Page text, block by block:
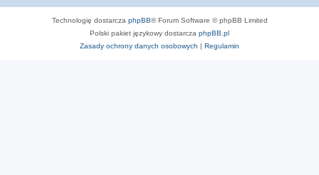
Technologię dostarcza phpBB® Forum Software © phpBB Limited
Polski pakiet językowy dostarcza phpBB.pl
Zasady ochrony danych osobowych | Regulamin